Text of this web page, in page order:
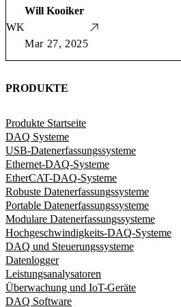
WK
Will Kooiker
Mar 27, 2025
PRODUKTE
Produkte Startseite
DAQ Systeme
USB-Datenerfassungssysteme
Ethernet-DAQ-Systeme
EtherCAT-DAQ-Systeme
Robuste Datenerfassungssysteme
Portable Datenerfassungssysteme
Modulare Datenerfassungssysteme
Hochgeschwindigkeits-DAQ-Systeme
DAQ und Steuerungssysteme
Datenlogger
Leistungsanalysatoren
Überwachung und IoT-Geräte
DAQ Software